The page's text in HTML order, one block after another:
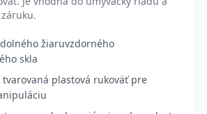
žiaruvzdorného
skla
tvarovaná plastová rukoväť pre